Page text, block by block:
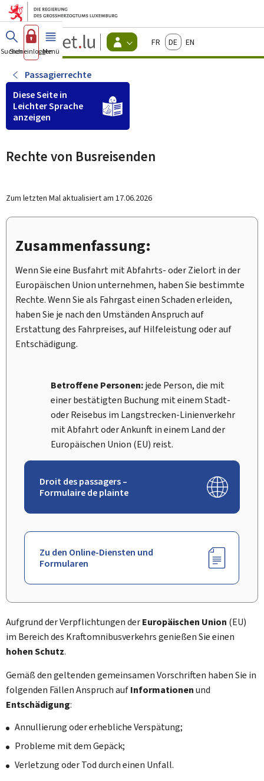
Zum Hauptmenü
Zum Inhalt
Guichet.lu
Changer
d'espace
Menu
actif
FrançaisDeutschEnglish
Suchen
Sich einloggen
Menü Haupt-
Passagierrechte
Diese Seite in
Leichter Sprache
anzeigen
Rechte von Busreisenden
Zum letzten Mal aktualisiert am 17.06.2026
Zusammenfassung:
Wenn Sie eine Busfahrt mit Abfahrts- oder Zielort in der
Europäischen Union unternehmen, haben Sie bestimmte
Rechte. Wenn Sie als Fahrgast einen Schaden erleiden,
haben Sie je nach den Umständen Anspruch auf
Erstattung des Fahrpreises, auf Hilfeleistung oder auf
Entschädigung.
Betroffene Personen:jede Person, die mit
einer bestätigten Buchung mit einem Stadt-
oder Reisebus im Langstrecken-Linienverkehr
mit Abfahrt oder Ankunft in einem Land der
Europäischen Union (EU) reist.
Droit des passagers –
Formulaire de plainte
Zu den Online-Diensten und
Formularen
Aufgrund der Verpflichtungen derEuropäischen Union (EU)
im Bereich des Kraftomnibusverkehrs genießen Sie einen
hohen Schutz.
Gemäß den geltenden gemeinsamen Vorschriften haben Sie in
folgenden Fällen Anspruch aufInformationenund
Entschädigung:
Annullierung oder erhebliche Verspätung;
Probleme mit dem Gepäck;
Verletzung oder Tod durch einen Unfall.